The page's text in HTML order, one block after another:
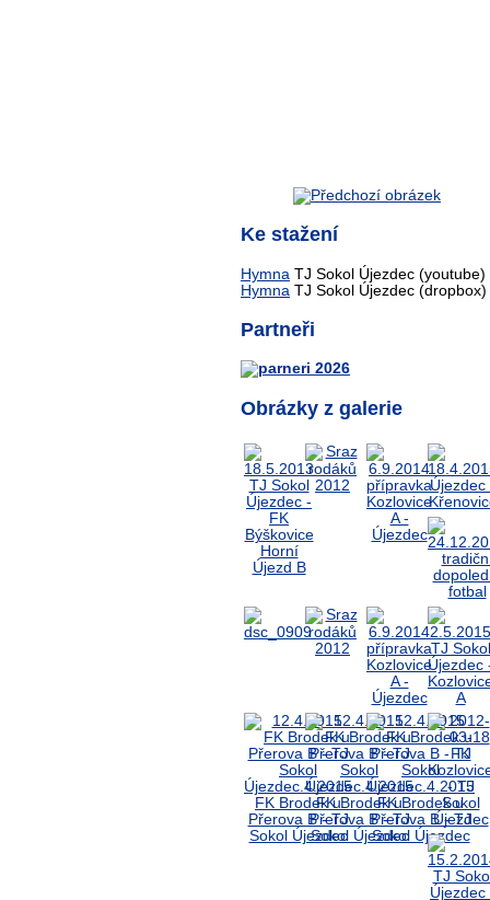
Ke stažení
Hymna TJ Sokol Újezdec (youtube)
Hymna TJ Sokol Újezdec (dropbox)
Partneři
Obrázky z galerie